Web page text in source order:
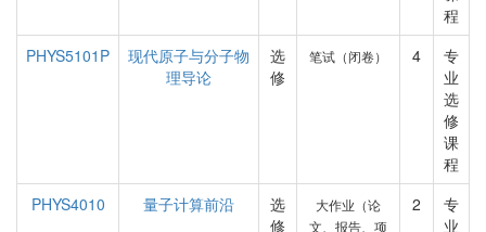
程
PHYS5101P
现代原子与分子物
理导论
选
修
笔试（闭卷） 4
专
业
选
修
课
程
PHYS4010
量子计算前沿
选
修
大作业（论
文、报告、项
2
专
业